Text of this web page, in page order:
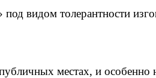
видом толерантности
местах, и особенно